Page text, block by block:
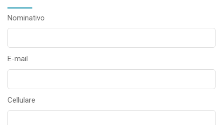
Nominativo
E-mail
Cellulare